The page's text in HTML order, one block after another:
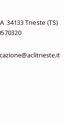
34133 Trieste (TS)